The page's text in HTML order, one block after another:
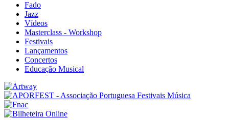
Fado
Jazz
Vídeos
Masterclass - Workshop
Festivais
Lançamentos
Concertos
Educação Musical